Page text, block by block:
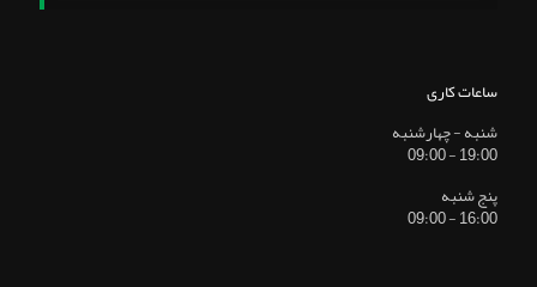
ساعات کاری
شنبه - چهارشنبه
19:00 - 09:00
پنج شنبه
16:00 - 09:00